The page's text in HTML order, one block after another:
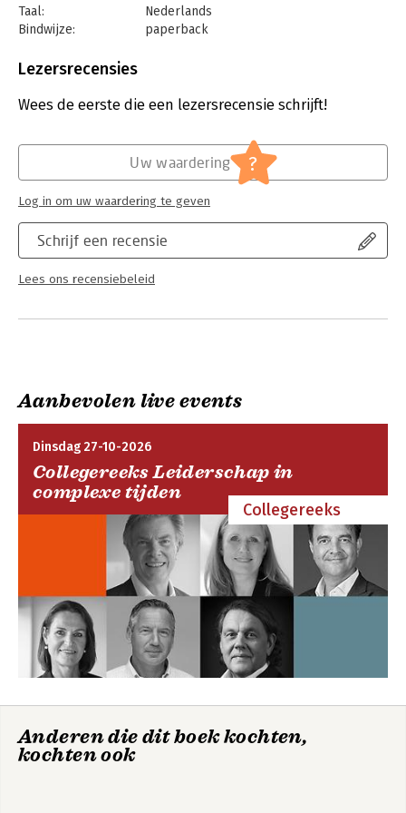
Taal:
Nederlands
Bindwijze:
paperback
Uitgever:
Verschijningsdatum:
3-9-2025
Mens en maatschappij
Lezersrecensies
Wees de eerste die een lezersrecensie schrijft!
Schrijf een recensie
Lees ons recensiebeleid
Uw waardering ?
Log in om uw waardering te geven
Aanbevolen live events
Dinsdag 27-10-2026
Collegereeks Leiderschap in
complexe tijden
Collegereeks
Anderen die dit boek kochten,
kochten ook